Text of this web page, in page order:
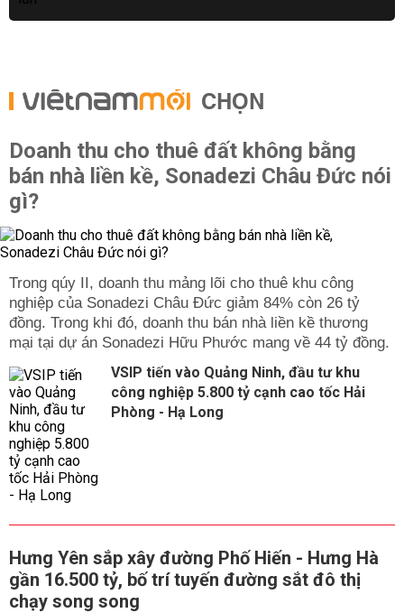
CHỌN
Doanh thu cho thuê đất không bằng
bán nhà liền kề, Sonadezi Châu Đức nói
gì?
Trong qúy II, doanh thu mảng lõi cho thuê khu công
nghiệp của Sonadezi Châu Đức giảm 84% còn 26 tỷ
đồng. Trong khi đó, doanh thu bán nhà liền kề thương
mại tại dự án Sonadezi Hữu Phước mang về 44 tỷ đồng.
VSIP tiến vào Quảng Ninh, đầu tư khu
công nghiệp 5.800 tỷ cạnh cao tốc Hải
Phòng - Hạ Long
Hưng Yên sắp xây đường Phố Hiến - Hưng Hà
gần 16.500 tỷ, bố trí tuyến đường sắt đô thị
chạy song song